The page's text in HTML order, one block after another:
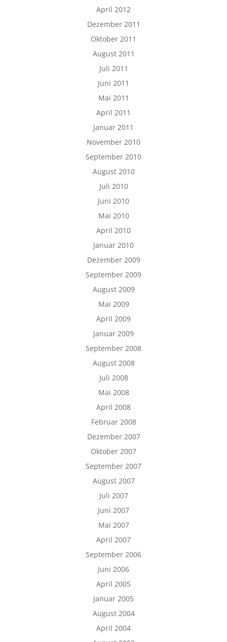
April 2012
Dezember 2011
Oktober 2011
August 2011
Juli 2011
Juni 2011
Mai 2011
April 2011
Januar 2011
November 2010
September 2010
August 2010
Juli 2010
Juni 2010
Mai 2010
April 2010
Januar 2010
Dezember 2009
September 2009
August 2009
Mai 2009
April 2009
Januar 2009
September 2008
August 2008
Juli 2008
Mai 2008
April 2008
Februar 2008
Dezember 2007
Oktober 2007
September 2007
August 2007
Juli 2007
Juni 2007
Mai 2007
April 2007
September 2006
Juni 2006
April 2005
Januar 2005
August 2004
April 2004